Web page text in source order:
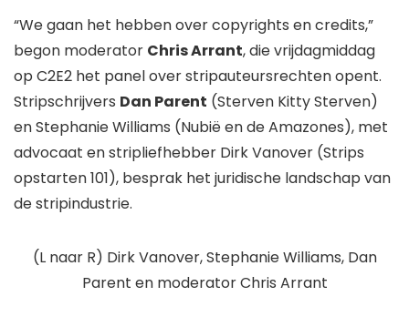
“We gaan het hebben over copyrights en credits,”
begon moderator Chris Arrant, die vrijdagmiddag
op C2E2 het panel over stripauteursrechten opent.
Stripschrijvers Dan Parent (Sterven Kitty Sterven)
enStephanie Williams (Nubië en de Amazones), met
advocaat en stripliefhebber Dirk Vanover (Strips
opstarten 101), besprak het juridische landschap van
de stripindustrie.
(L naar R) Dirk Vanover, Stephanie Williams, Dan
Parent en moderator Chris Arrant